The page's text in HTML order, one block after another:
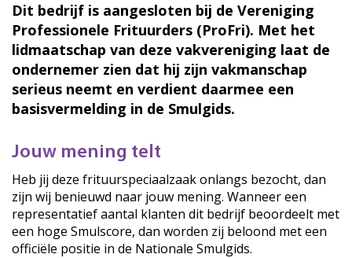
Dit bedrijf is aangesloten bij de Vereniging
Professionele Frituurders (ProFri). Met het
lidmaatschap van deze vakvereniging laat de
ondernemer zien dat hij zijn vakmanschap
serieus neemt en verdient daarmee een
basisvermelding in de Smulgids.
Jouw mening telt
Heb jij deze frituurspeciaalzaak onlangs bezocht, dan
zijn wij benieuwd naar jouw mening. Wanneer een
representatief aantal klanten dit bedrijf beoordeelt met
een hoge Smulscore, dan worden zij beloond met een
officiële positie in de Nationale Smulgids.